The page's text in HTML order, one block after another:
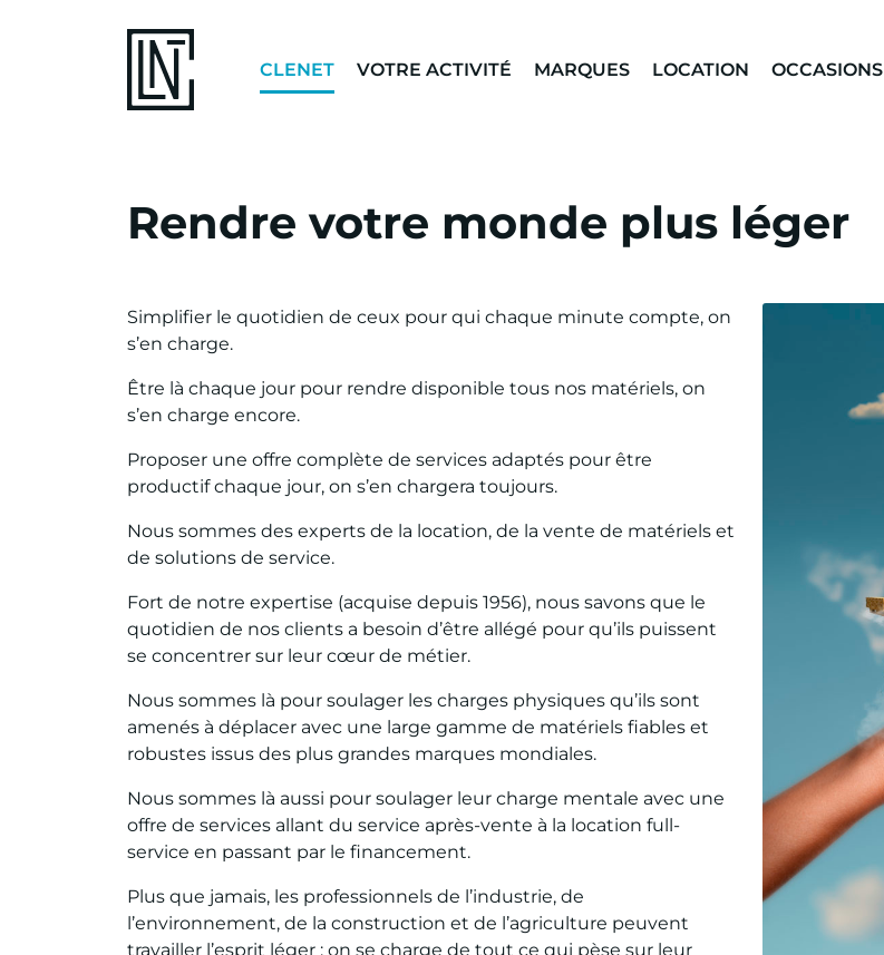
CLENET VOTRE ACTIVITÉ MARQUES LOCATION OCCASIONS
Rendre votre monde plus léger
Simplifier le quotidien de ceux pour qui chaque minute compte, on
s’en charge.
Être là chaque jour pour rendre disponible tous nos matériels, on
s’en charge encore.
Proposer une offre complète de services adaptés pour être
productif chaque jour, on s’en chargera toujours.
Nous sommes des experts de la location, de la vente de matériels et
de solutions de service.
Fort de notre expertise (acquise depuis 1956), nous savons que le
quotidien de nos clients a besoin d’être allégé pour qu’ils puissent
se concentrer sur leur cœur de métier.
Nous sommes là pour soulager les charges physiques qu’ils sont
amenés à déplacer avec une large gamme de matériels fiables et
robustes issus des plus grandes marques mondiales.
Nous sommes là aussi pour soulager leur charge mentale avec une
offre de services allant du service après-vente à la location full-
service en passant par le financement.
Plus que jamais, les professionnels de l’industrie, de
l’environnement, de la construction et de l’agriculture peuvent
travailler l’esprit léger : on se charge de tout ce qui pèse sur leur